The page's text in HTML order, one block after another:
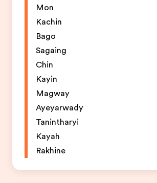
Mon
Kachin
Bago
Sagaing
Chin
Kayin
Magway
Ayeyarwady
Tanintharyi
Kayah
Rakhine